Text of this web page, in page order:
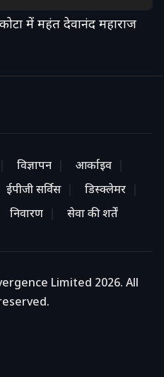
में महंत देवानंद महाराज
विज्ञापन
आर्काइव
ईपीजी सर्विस
डिस्क्लेमर
निवारण सेवा की शर्तें
Limited 2026. All